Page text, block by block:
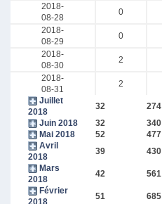
2018-
08-28
0
2018-
08-29
0
2018-
08-30
2
2018-
08-31
2
Juillet
2018
32 274
Juin 2018
32 340
Mai 2018
52 477
Avril
2018
39 430
Mars
2018
42 561
Février
2018
51 685